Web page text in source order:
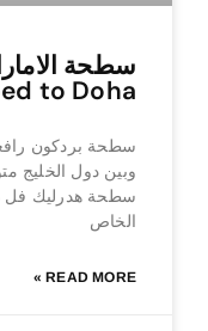
to Doha
سطحة بردكون
وبين دول الخليج
سطحة هدرليك فل
الخاص
READ MORE »